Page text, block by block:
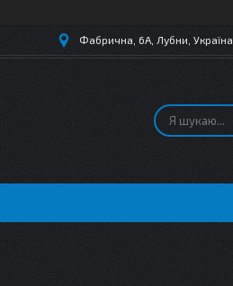
Фабрична, 6А, Лубни, Україна